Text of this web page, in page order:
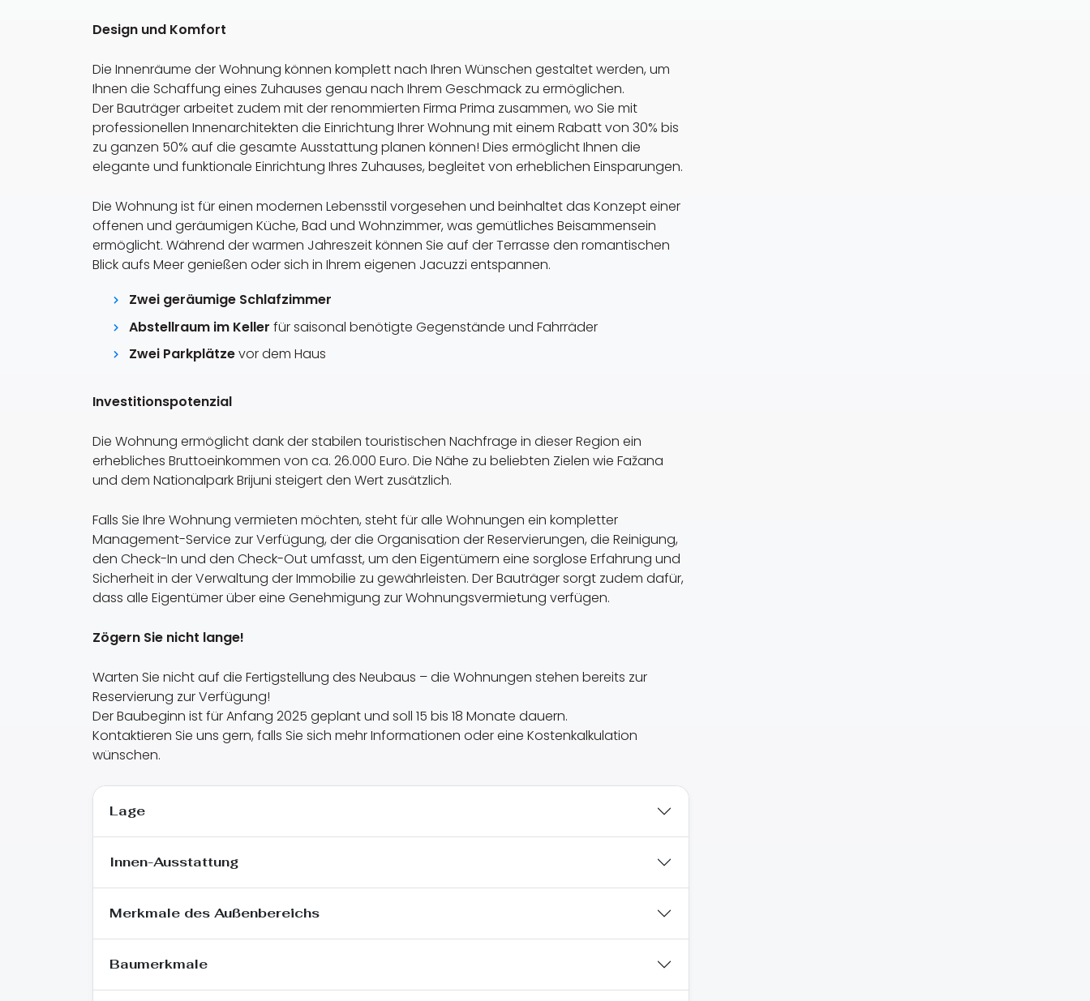
Design und Komfort
Die Innenräume der Wohnung können komplett nach Ihren Wünschen gestaltet werden, um
Ihnen die Schaffung eines Zuhauses genau nach Ihrem Geschmack zu ermöglichen.
Der Bauträger arbeitet zudem mit der renommierten Firma Prima zusammen, wo Sie mit
professionellen Innenarchitekten die Einrichtung Ihrer Wohnung mit einem Rabatt von 30% bis
zu ganzen 50% auf die gesamte Ausstattung planen können! Dies ermöglicht Ihnen die
elegante und funktionale Einrichtung Ihres Zuhauses, begleitet von erheblichen Einsparungen.
Die Wohnung ist für einen modernen Lebensstil vorgesehen und beinhaltet das Konzept einer
offenen und geräumigen Küche, Bad und Wohnzimmer, was gemütliches Beisammensein
ermöglicht. Während der warmen Jahreszeit können Sie auf der Terrasse den romantischen
Blick aufs Meer genießen oder sich in Ihrem eigenen Jacuzzi entspannen.
Zwei geräumige Schlafzimmer
Abstellraum im Keller für saisonal benötigte Gegenstände und Fahrräder
Zwei Parkplätzevor dem Haus
Investitionspotenzial
Die Wohnung ermöglicht dank der stabilen touristischen Nachfrage in dieser Region ein
erhebliches Bruttoeinkommen von ca. 26.000 Euro. Die Nähe zu beliebten Zielen wie Fažana
und dem Nationalpark Brijuni steigert den Wert zusätzlich.
Falls Sie Ihre Wohnung vermieten möchten, steht für alle Wohnungen ein kompletter
Management-Service zur Verfügung, der die Organisation der Reservierungen, die Reinigung,
den Check-In und den Check-Out umfasst, um den Eigentümern eine sorglose Erfahrung und
Sicherheit in der Verwaltung der Immobilie zu gewährleisten. Der Bauträger sorgt zudem dafür,
dass alle Eigentümer über eine Genehmigung zur Wohnungsvermietung verfügen.
Zögern Sie nicht lange!
Warten Sie nicht auf die Fertigstellung des Neubaus – die Wohnungen stehen bereits zur
Reservierung zur Verfügung!
Der Baubeginn ist für Anfang 2025 geplant und soll 15 bis 18 Monate dauern.
Kontaktieren Sie uns gern, falls Sie sich mehr Informationen oder eine Kostenkalkulation
wünschen.
Lage
Innen-Ausstattung
Merkmale des Außenbereichs
Baumerkmale